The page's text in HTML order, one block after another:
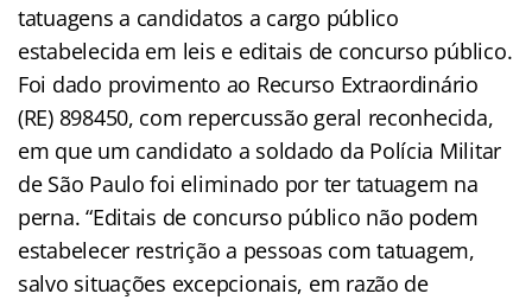
tatuagens a candidatos a cargo público
estabelecida em leis e editais de concurso público.
Foi dado provimento ao Recurso Extraordinário
(RE) 898450, com repercussão geral reconhecida,
em que um candidato a soldado da Polícia Militar
de São Paulo foi eliminado por ter tatuagem na
perna. “Editais de concurso público não podem
estabelecer restrição a pessoas com tatuagem,
salvo situações excepcionais, em razão de